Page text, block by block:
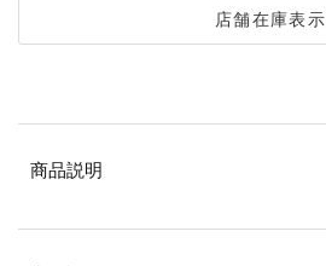
店舗在庫表示
商品説明